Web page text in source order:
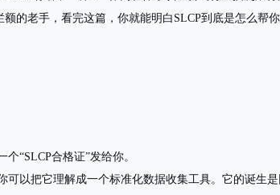
的老手，看完这篇，你就能明白SLCP到底是怎么帮你
“SLCP合格证”发给你。
可以把它理解成一个标准化数据收集工具。它的诞生